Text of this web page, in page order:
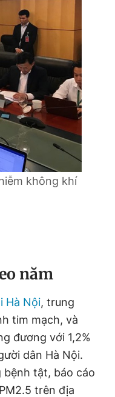
không khí
năm
Hà Nội, trung
tim mạch, và
đương với 1,2%
dân Hà Nội.
bệnh tật, báo cáo
trên địa